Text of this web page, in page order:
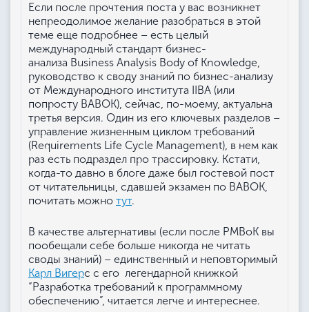
Если после прочтения поста у вас возникнет
непреодолимое желание разобраться в этой
теме еще подробнее – есть целый
международный стандарт бизнес-
анализа Business Analysis Body of Knowledge,
руководство к своду знаний по бизнес-анализу
от Международного института IIBA (или
попросту BABOK), сейчас, по-моему, актуальна
третья версия. Один из его ключевых разделов –
управление жизненным циклом требований
(Requirements Life Cycle Management), в нем как
раз есть подраздел про трассировку. Кстати,
когда-то давно в блоге даже был гостевой пост
от читательницы, сдавшей экзамен по BABOK,
почитать можно тут.
В качестве альтернативы (если после PMBoK вы
пообещали себе больше никогда не читать
своды знаний) – единственный и неповторимый
Карл Вигерс с его легендарной книжкой
“Разработка требований к программному
обеспечению”, читается легче и интереснее.